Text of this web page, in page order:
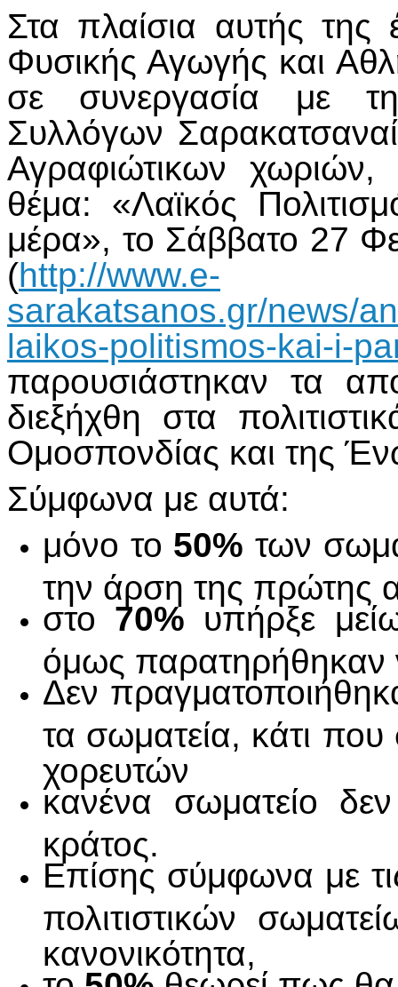
Στα πλαίσια αυτής
Φυσικής Αγωγής και
σε συνεργασία με
Συλλόγων
Αγραφιώτικων
θέμα: «Λαϊκός
μέρα», το Σάββατο 27
(http://www.e-
sarakatsanos.gr/news/
laikos-politismos-kai-i-
παρουσιάστηκαν τα
διεξήχθη στα
Ομοσπονδίας και της
Σύμφωνα με αυτά:
μόνο το 50% των
την άρση της πρώτης
στο 70% υπήρξε
όμως παρατηρήθηκαν
Δεν
τα σωματεία, κάτι
χορευτών
κανένα σωματείο
κράτος.
Επίσης σύμφωνα με
πολιτιστικών
κανονικότητα,